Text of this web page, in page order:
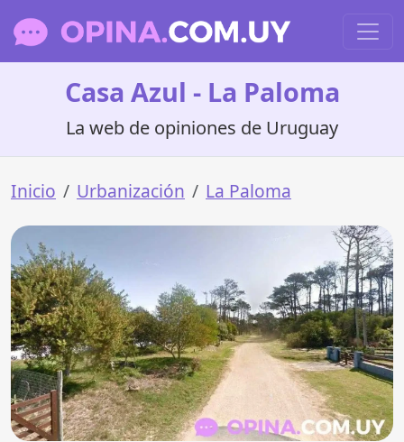
Casa Azul - La Paloma
La web de opiniones de Uruguay
Inicio Urbanización La Paloma